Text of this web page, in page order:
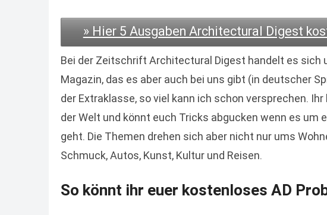
» Hier 5 Ausgaben Architectural Digest
Bei der Zeitschrift Architectural Digest handelt es sich
Magazin, das es aber auch bei uns gibt (in deutscher
der Extraklasse, so viel kann ich schon versprechen.
der Welt und könnt euch Tricks abgucken wenn es
geht. Die Themen drehen sich aber nicht nur ums
Schmuck, Autos, Kunst, Kultur und Reisen.
So könnt ihr euer kostenloses AD